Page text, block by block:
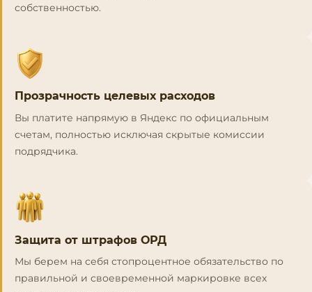
собственностью.
Прозрачность целевых расходов
Вы платите напрямую в Яндекс по официальным
счетам, полностью исключая скрытые комиссии
подрядчика.
Защита от штрафов ОРД
Мы берем на себя стопроцентное обязательство по
правильной и своевременной маркировке всех